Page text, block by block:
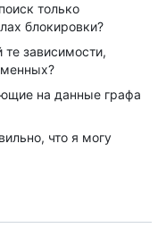
только
блокировки?
зависимости,
на данные графа
что я могу